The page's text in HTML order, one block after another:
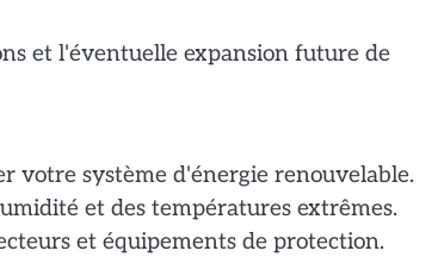
et l'éventuelle expansion future de
votre système d'énergie renouvelable.
et des températures extrêmes.
et équipements de protection.